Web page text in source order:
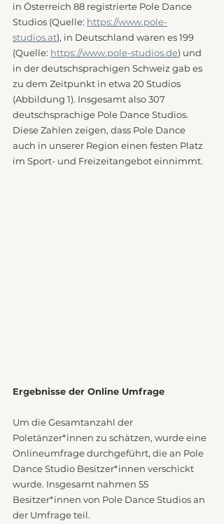
in Österreich 88 registrierte Pole Dance
Studios (Quelle: https://www.pole-
studios.at), in Deutschland waren es 199
(Quelle: https://www.pole-studios.de) und
in der deutschsprachigen Schweiz gab es
zu dem Zeitpunkt in etwa 20 Studios
(Abbildung 1). Insgesamt also 307
deutschsprachige Pole Dance Studios.
Diese Zahlen zeigen, dass Pole Dance
auch in unserer Region einen festen Platz
im Sport- und Freizeitangebot einnimmt.
Ergebnisse der Online Umfrage
Um die Gesamtanzahl der
Poletänzer*innen zu schätzen, wurde eine
Onlineumfrage durchgeführt, die an Pole
Dance Studio Besitzer*innen verschickt
wurde. Insgesamt nahmen 55
Besitzer*innen von Pole Dance Studios an
der Umfrage teil.